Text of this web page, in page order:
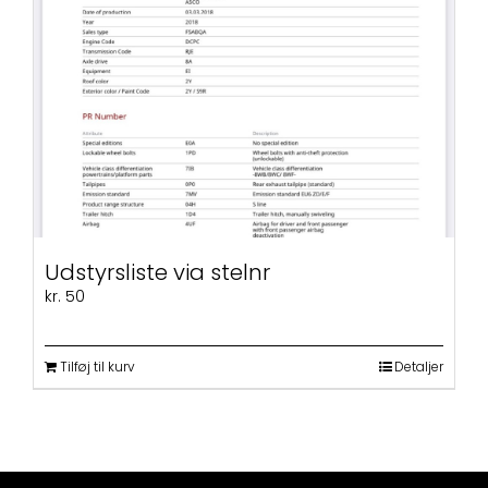
flere
varianter.
Mulighederne
kan
vælges
varesiden
Udstyrsliste via stelnr
kr. 50
Tilføj til kurv Detaljer